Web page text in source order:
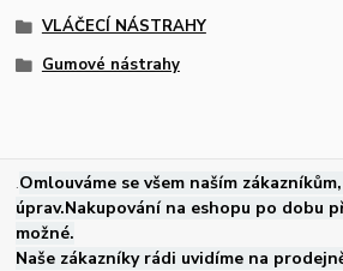
VLÁČECÍ NÁSTRAHY
Gumové nástrahy
.Omlouváme se všem naším
úprav.Nakupování na eshopu po dobu
možné.
Naše zákazníky rádi uvidíme na